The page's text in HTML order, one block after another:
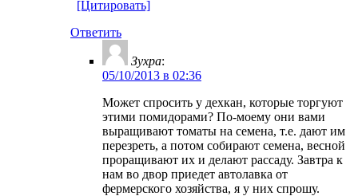
[Цитировать]
Ответить
Зухра:
05/10/2013 в 02:36
Может спросить у дехкан, которые торгуют
этими помидорами? По-моему они вами
выращивают томаты на семена, т.е. дают им
перезреть, а потом собирают семена, весной
проращивают их и делают рассаду. Завтра к
нам во двор приедет автолавка от
фермерского хозяйства, я у них спрошу.